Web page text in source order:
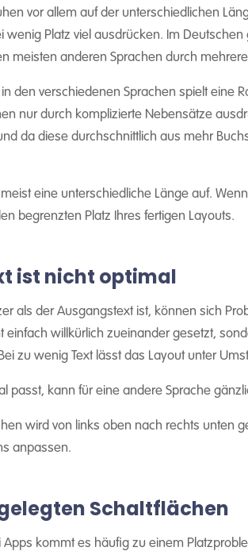
vor allem auf der unterschiedlichen
wenig Platz viel ausdrücken. Im
meisten anderen Sprachen durch
den verschiedenen Sprachen spielt eine
nur durch komplizierte Nebensätze
da diese durchschnittlich aus mehr
eine unterschiedliche Länge auf.
begrenzten Platz Ihres fertigen Layouts.
ist nicht optimal
als der Ausgangstext ist, können sich
einfach willkürlich zueinander gesetzt,
zu wenig Text lässt das Layout unter
passt, kann für eine andere Sprache
wird von links oben nach rechts unten
anpassen.
Schaltflächen
Apps kommt es häufig zu einem